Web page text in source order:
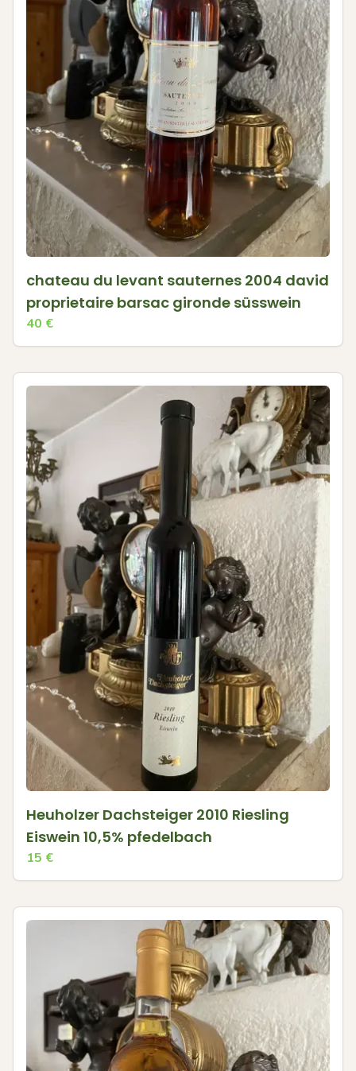
chateau du levant sauternes 2004 david
proprietaire barsac gironde süsswein
40 €
Heuholzer Dachsteiger 2010 Riesling
Eiswein 10,5% pfedelbach
15 €